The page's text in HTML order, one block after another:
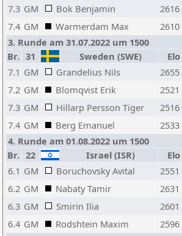
7.3 GM Bok Benjamin 2616
7.4 GM Warmerdam Max 2610
3. Runde am 31.07.2022 um 1500
Br. 31 Sweden (SWE) Elo
7.1 GM Grandelius Nils 2655
7.2 GM Blomqvist Erik 2521
7.3 GM Hillarp Persson Tiger 2516
7.4 GM Berg Emanuel 2533
4. Runde am 01.08.2022 um 1500
Br. 22 Israel (ISR) Elo
6.1 GM Boruchovsky Avital 2551
6.2 GM Nabaty Tamir 2631
6.3 GM Smirin Ilia 2601
6.4 GM Rodshtein Maxim 2596